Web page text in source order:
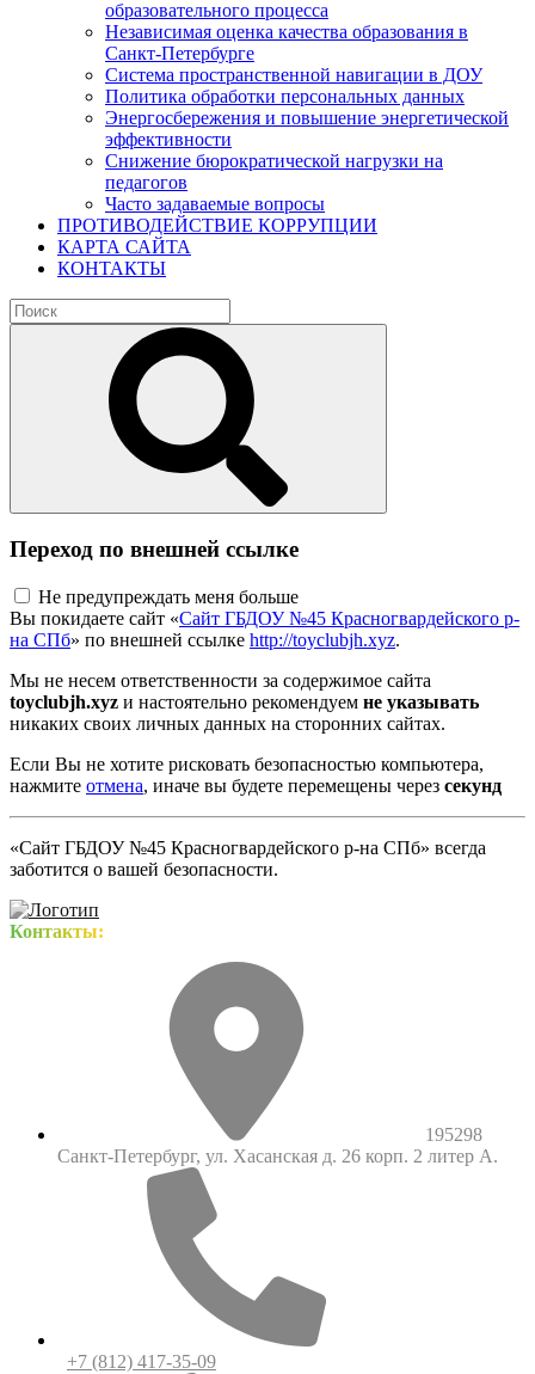
образовательного процесса
Независимая оценка качества образования в
Санкт-Петербурге
Система пространственной навигации в ДОУ
Политика обработки персональных данных
Энергосбережения и повышение энергетической
эффективности
Снижение бюрократической нагрузки на
педагогов
Часто задаваемые вопросы
ПРОТИВОДЕЙСТВИЕ КОРРУПЦИИ
КАРТА САЙТА
КОНТАКТЫ
Переход по внешней ссылке
Не предупреждать меня больше
Вы покидаете сайт «Сайт ГБДОУ №45 Красногвардейского р-
на СПб» по внешней ссылке http://toyclubjh.xyz.
Мы не несем ответственности за содержимое сайта
toyclubjh.xyz и настоятельно рекомендуем не указывать
никаких своих личных данных на сторонних сайтах.
Если Вы не хотите рисковать безопасностью компьютера,
нажмите отмена, иначе вы будете перемещены через секунд
«Сайт ГБДОУ №45 Красногвардейского р-на СПб» всегда
заботится о вашей безопасности.
Контакты:
195298
Санкт-Петербург, ул. Хасанская д. 26 корп. 2 литер А.
+7 (812) 417-35-09